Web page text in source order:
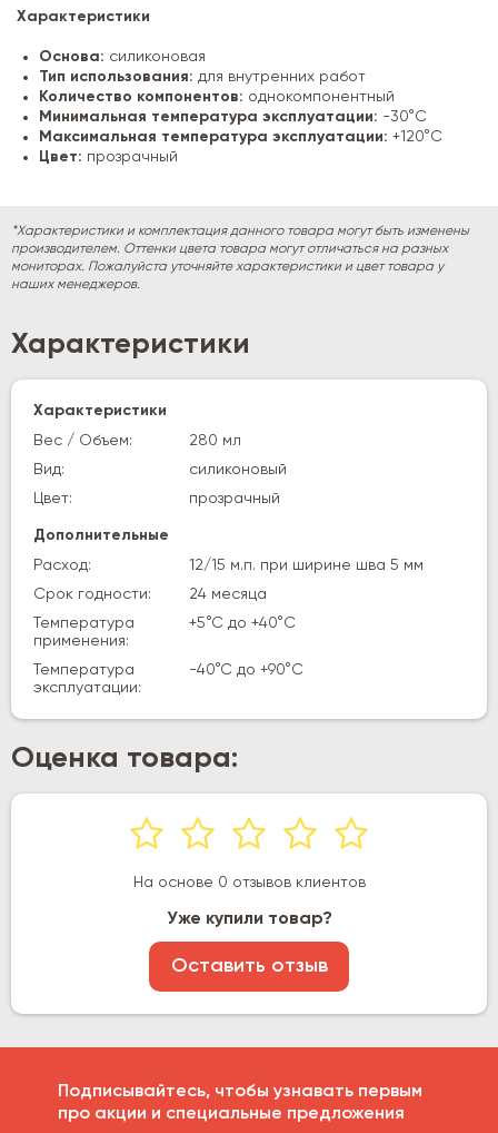
Характеристики
Основа: силиконовая
Тип использования: для внутренних работ
Количество компонентов: однокомпонентный
Минимальная температура эксплуатации: -30°C
Максимальная температура эксплуатации: +120°C
Цвет: прозрачный
*Характеристики и комплектация данного товара могут быть изменены
производителем. Оттенки цвета товара могут отличаться на разных
мониторах. Пожалуйста уточняйте характеристики и цвет товара у
наших менеджеров.
Характеристики
Характеристики
Вес / Объем:
280 мл
Вид:
силиконовый
Цвет:
прозрачный
Дополнительные
Расход:
12/15 м.п. при ширине шва 5 мм
Срок годности:
24 месяца
Температура
применения:
+5°C до +40°C
Температура
эксплуатации:
-40°C до +90°C
Оценка товара:
На основе 0 отзывов клиентов
Уже купили товар?
Оставить отзыв
Подписывайтесь, чтобы узнавать первым
про акции и специальные предложения